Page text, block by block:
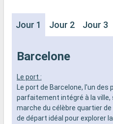
Jour 1 Jour 2 Jour 3
Barcelone
Le port :
Le port de Barcelone, l'un
parfaitement intégré à la
marche du célèbre quartier
de départ idéal pour explorer